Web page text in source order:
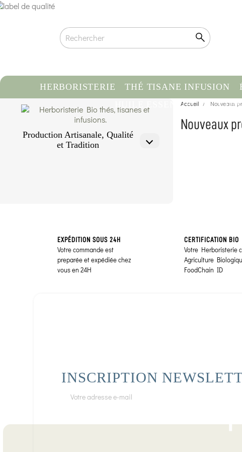
HERBORISTERIE THÉ TISANE INFUSION
HUILE ESSENTIELLE
Production Artisanale, Qualité
et Tradition
Accueil Nouveaux
Nouveaux
EXPÉDITION SOUS 24H
Votre commande est
preparée et expédiée chez
vous en 24H
CERTIFICATION BIO
Votre Herboristerie
Agriculture
FoodChain ID
INSCRIPTION